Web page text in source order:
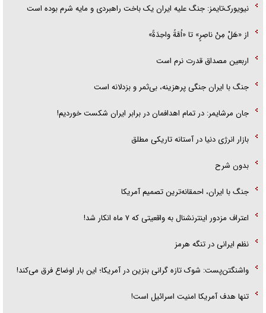
نیویورک‌تایمز: جنگ علیه ایران یک باخت راهبردی و مایه شرم بوده است
از «هَلْ مِنْ ناصِرٍ» تا «اُمَّةً واحِدَةً»
اربعین مصداق قدرت نرم است
جنگ با ایران جنگی پرهزینه، بی‌ثمر و بزدلانه است
جان مرشایمر: در تمام اهدافمان در برابر ایران شکست خوردیم!
بازار انرژی دنیا در آستانه تاریکی مطلق
بدون شرح
جنگ با ایران، احمقانه‌ترین تصمیم آمریکا
اعتراف مزدور اینترنشنال به واقعیتی که ۷ ماه انکار شد!
نظم ایرانی در تنگه هرمز
واشنگتن‌پست: شوک تازه گرانی بنزین در آمریکا؛ این بار اوضاع فرق می‌کند!
تنها هدف آمریکا امنیت اسرائیل است!